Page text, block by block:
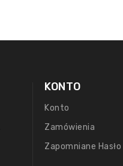
KONTO
Konto
Zamówienia
Zapomniane Hasło